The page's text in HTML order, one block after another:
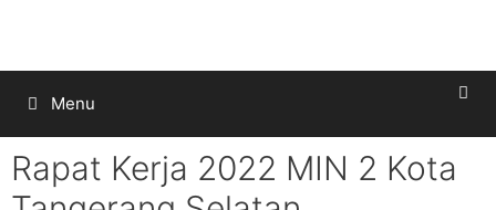
Menu
Rapat Kerja 2022 MIN 2 Kota